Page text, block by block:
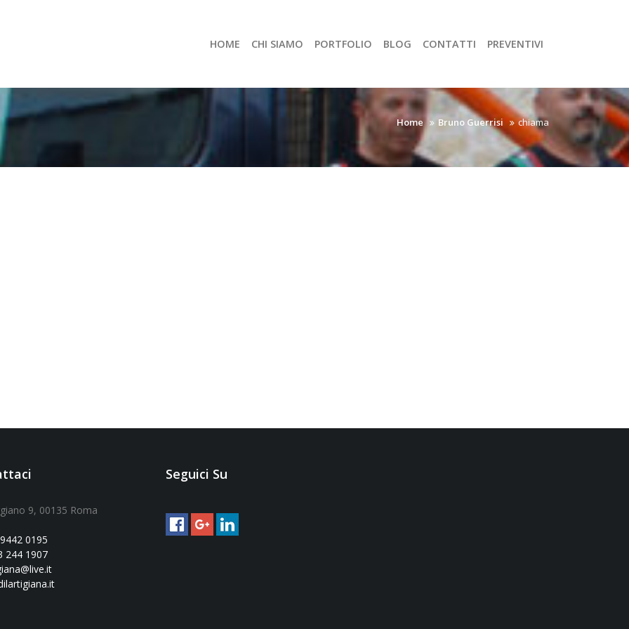
HOME CHI SIAMO PORTFOLIO BLOG CONTATTI PREVENTIVI
Home Bruno Guerrisi chiama
9, 00135 Roma
0195
244 1907
Seguici Su